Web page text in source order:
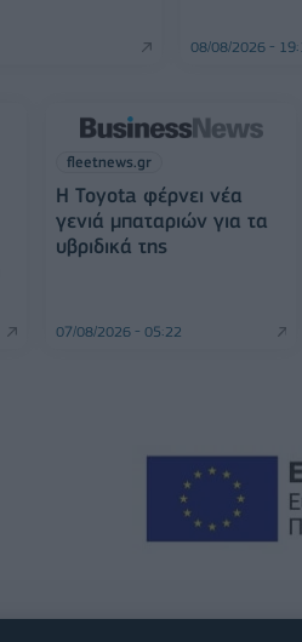
08/08/2026 -
fleetnews.gr
Η Toyota φέρνει νέα
γενιά μπαταριών για τα
υβριδικά της
07/08/2026 - 05:22